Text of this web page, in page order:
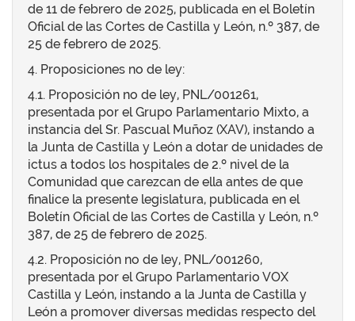
de 11 de febrero de 2025, publicada en el Boletín
Oficial de las Cortes de Castilla y León, n.º 387, de
25 de febrero de 2025.
4. Proposiciones no de ley:
4.1. Proposición no de ley, PNL/001261,
presentada por el Grupo Parlamentario Mixto, a
instancia del Sr. Pascual Muñoz (XAV), instando a
la Junta de Castilla y León a dotar de unidades de
ictus a todos los hospitales de 2.º nivel de la
Comunidad que carezcan de ella antes de que
finalice la presente legislatura, publicada en el
Boletín Oficial de las Cortes de Castilla y León, n.º
387, de 25 de febrero de 2025.
4.2. Proposición no de ley, PNL/001260,
presentada por el Grupo Parlamentario VOX
Castilla y León, instando a la Junta de Castilla y
León a promover diversas medidas respecto del